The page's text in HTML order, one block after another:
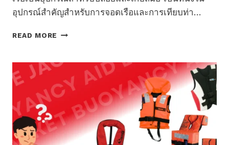
อุปกรณ์สำคัญสำหรับการจอดเรือและการเทียบท่า…
READ MORE
สมอ
ข้อมูล
สำคัญ
ควร
รู้
เพื่อ